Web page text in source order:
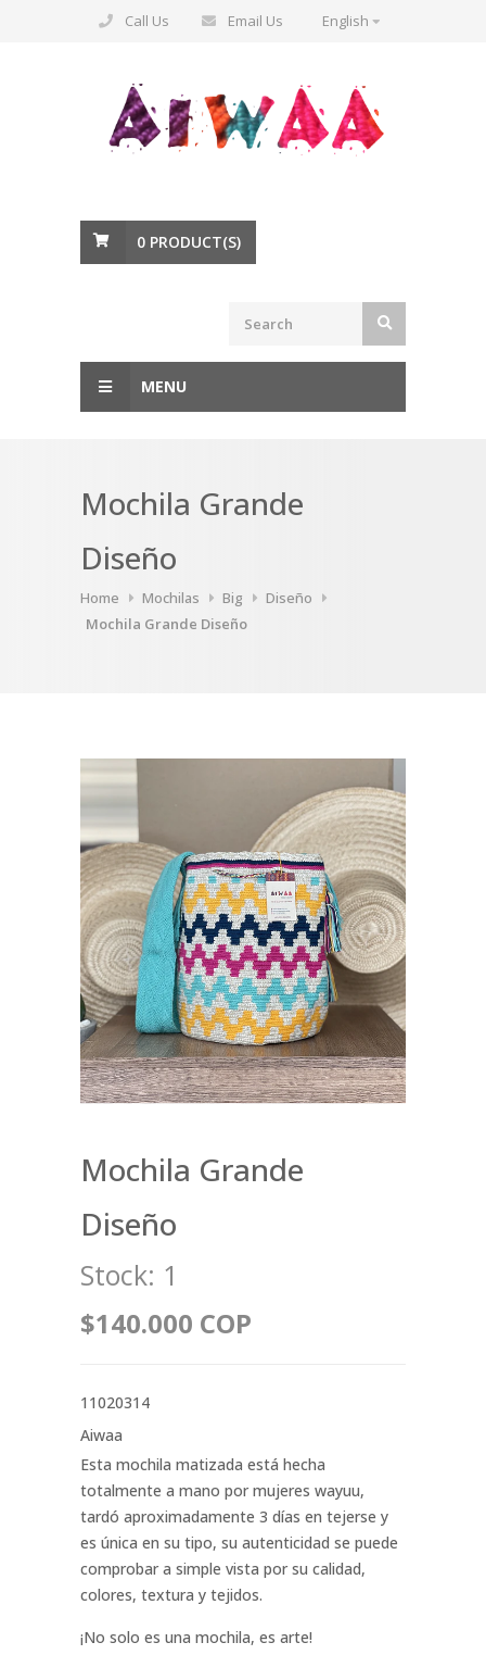
Call Us Email Us English
0 PRODUCT(S)
MENU
Mochila Grande
Diseño
Home Mochilas Big
Diseño
Mochila Grande Diseño
Mochila Grande
Diseño
Stock: 1
$140.000 COP
11020314
Aiwaa
Esta mochila matizada está hecha
totalmente a mano por mujeres wayuu,
tardó aproximadamente 3 días en tejerse y
es única en su tipo, su autenticidad se puede
comprobar a simple vista por su calidad,
colores, textura y tejidos.
¡No solo es una mochila, es arte!